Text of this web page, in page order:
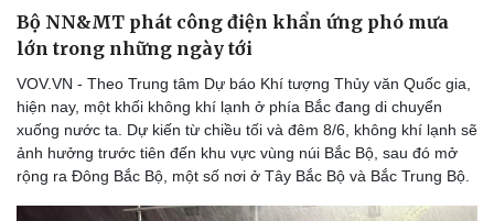
Bộ NN&MT phát công điện khẩn ứng phó mưa
lớn trong những ngày tới
VOV.VN - Theo Trung tâm Dự báo Khí tượng Thủy văn Quốc gia,
hiện nay, một khối không khí lạnh ở phía Bắc đang di chuyển
xuống nước ta. Dự kiến từ chiều tối và đêm 8/6, không khí lạnh sẽ
ảnh hưởng trước tiên đến khu vực vùng núi Bắc Bộ, sau đó mở
rộng ra Đông Bắc Bộ, một số nơi ở Tây Bắc Bộ và Bắc Trung Bộ.